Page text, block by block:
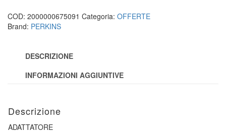
COD: 2000000675091 Categoria: OFFERTE
Brand: PERKINS
DESCRIZIONE
INFORMAZIONI AGGIUNTIVE
Descrizione
ADATTATORE